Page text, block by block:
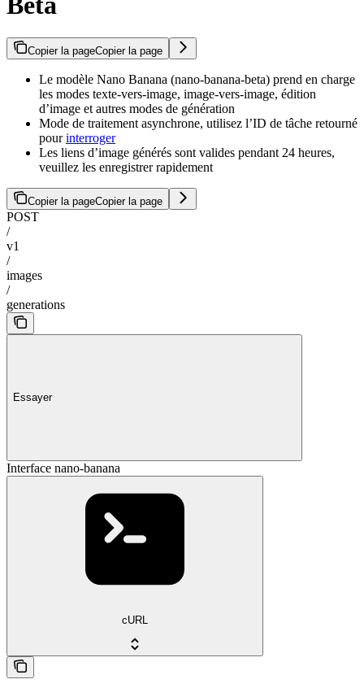
Copier la pageCopier la page
Le modèle Nano Banana (nano-banana-beta) prend en charge
les modes texte-vers-image, image-vers-image, édition
d’image et autres modes de génération
Mode de traitement asynchrone, utilisez l’ID de tâche retourné
pourinterroger
Les liens d’image générés sont valides pendant 24 heures,
veuillez les enregistrer rapidement
Copier la pageCopier la page
POST
/
v1
/
images
/
generations
Essayer
Interface nano-banana
cURL